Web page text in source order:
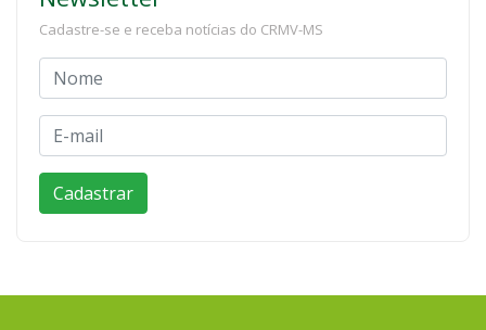
Cadastre-se e receba notícias do CRMV-MS